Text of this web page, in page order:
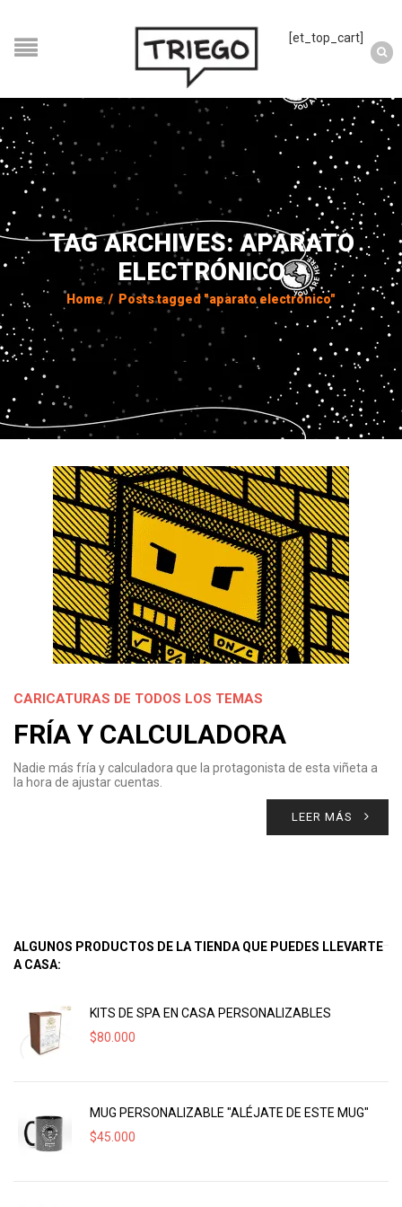
[et_top_cart]
TAG ARCHIVES: APARATO
ELECTRÓNICO
Home / Posts tagged "aparato electrónico"
CARICATURAS DE TODOS LOS TEMAS
FRÍA Y CALCULADORA
Nadie más fría y calculadora que la protagonista de esta viñeta a
la hora de ajustar cuentas.
LEER MÁS
ALGUNOS PRODUCTOS DE LA TIENDA QUE PUEDES LLEVARTE
A CASA:
KITS DE SPA EN CASA PERSONALIZABLES
$80.000
MUG PERSONALIZABLE "ALÉJATE DE ESTE MUG"
$45.000